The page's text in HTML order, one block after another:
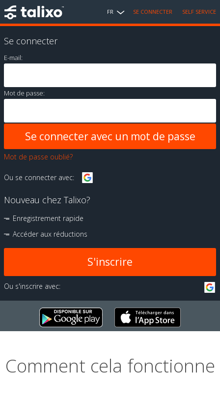
FR SE CONNECTER SELF SERVICE
Se connecter
E-mail:
Mot de passe:
Mot de passe oublié?
Ou se connecter avec:
Nouveau chez Talixo?
Enregistrement rapide
Accéder aux réductions
S'inscrire
Ou s'inscrire avec:
Comment cela fonctionne